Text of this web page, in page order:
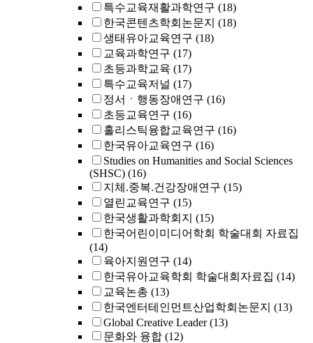
특수교육재활과학연구 (18)
한국콘텐츠학회논문지 (18)
생태유아교육연구 (18)
교육과학연구 (17)
초등과학교육 (17)
특수교육저널 (17)
정서ㆍ행동장애연구 (16)
초등교육연구 (16)
홀리스틱융합교육연구 (16)
한국유아교육연구 (16)
Studies on Humanities and Social Sciences
(SHSC) (16)
지체.중복.건강장애연구 (15)
열린교육연구 (15)
한국생활과학회지 (15)
한국어린이미디어학회 학술대회 자료집
(14)
육아지원연구 (14)
한국유아교육학회 학술대회자료집 (14)
교육논총 (13)
한국엔터테인먼트산업학회논문지 (13)
Global Creative Leader (13)
문화와 융합 (12)